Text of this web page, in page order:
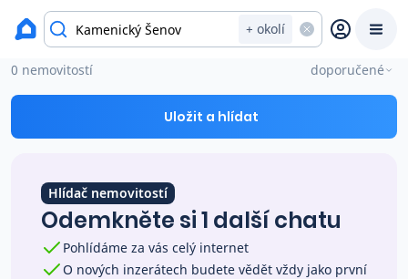
+ okolí
Chytrý odhad ceny
Ceny prodaných nemovitostí
okres Česká Lípa
Chaty a chalupy na prodej Kamenický Šenov
0 nemovitostí doporučené
Uložit a hlídat
Hlídač nemovitostí
Odemkněte si 1 další chatu
Pohlídáme za vás celý internet
O nových inzerátech budete vědět vždy jako první